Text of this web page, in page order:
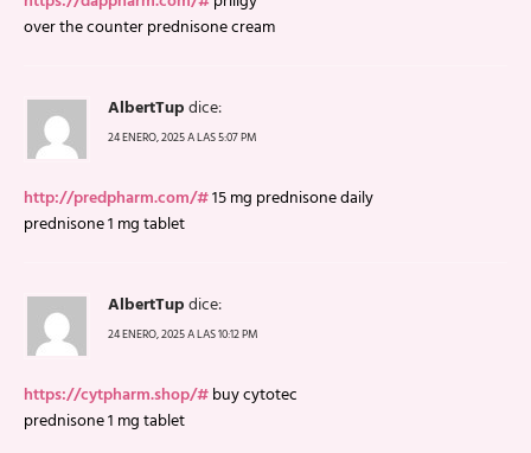
over the counter prednisone cream
AlbertTupdice:
24 ENERO, 2025 A LAS 5:07 PM
http://predpharm.com/#15 mg prednisone daily
prednisone 1 mg tablet
AlbertTupdice:
24 ENERO, 2025 A LAS 10:12 PM
https://cytpharm.shop/#buy cytotec
prednisone 1 mg tablet